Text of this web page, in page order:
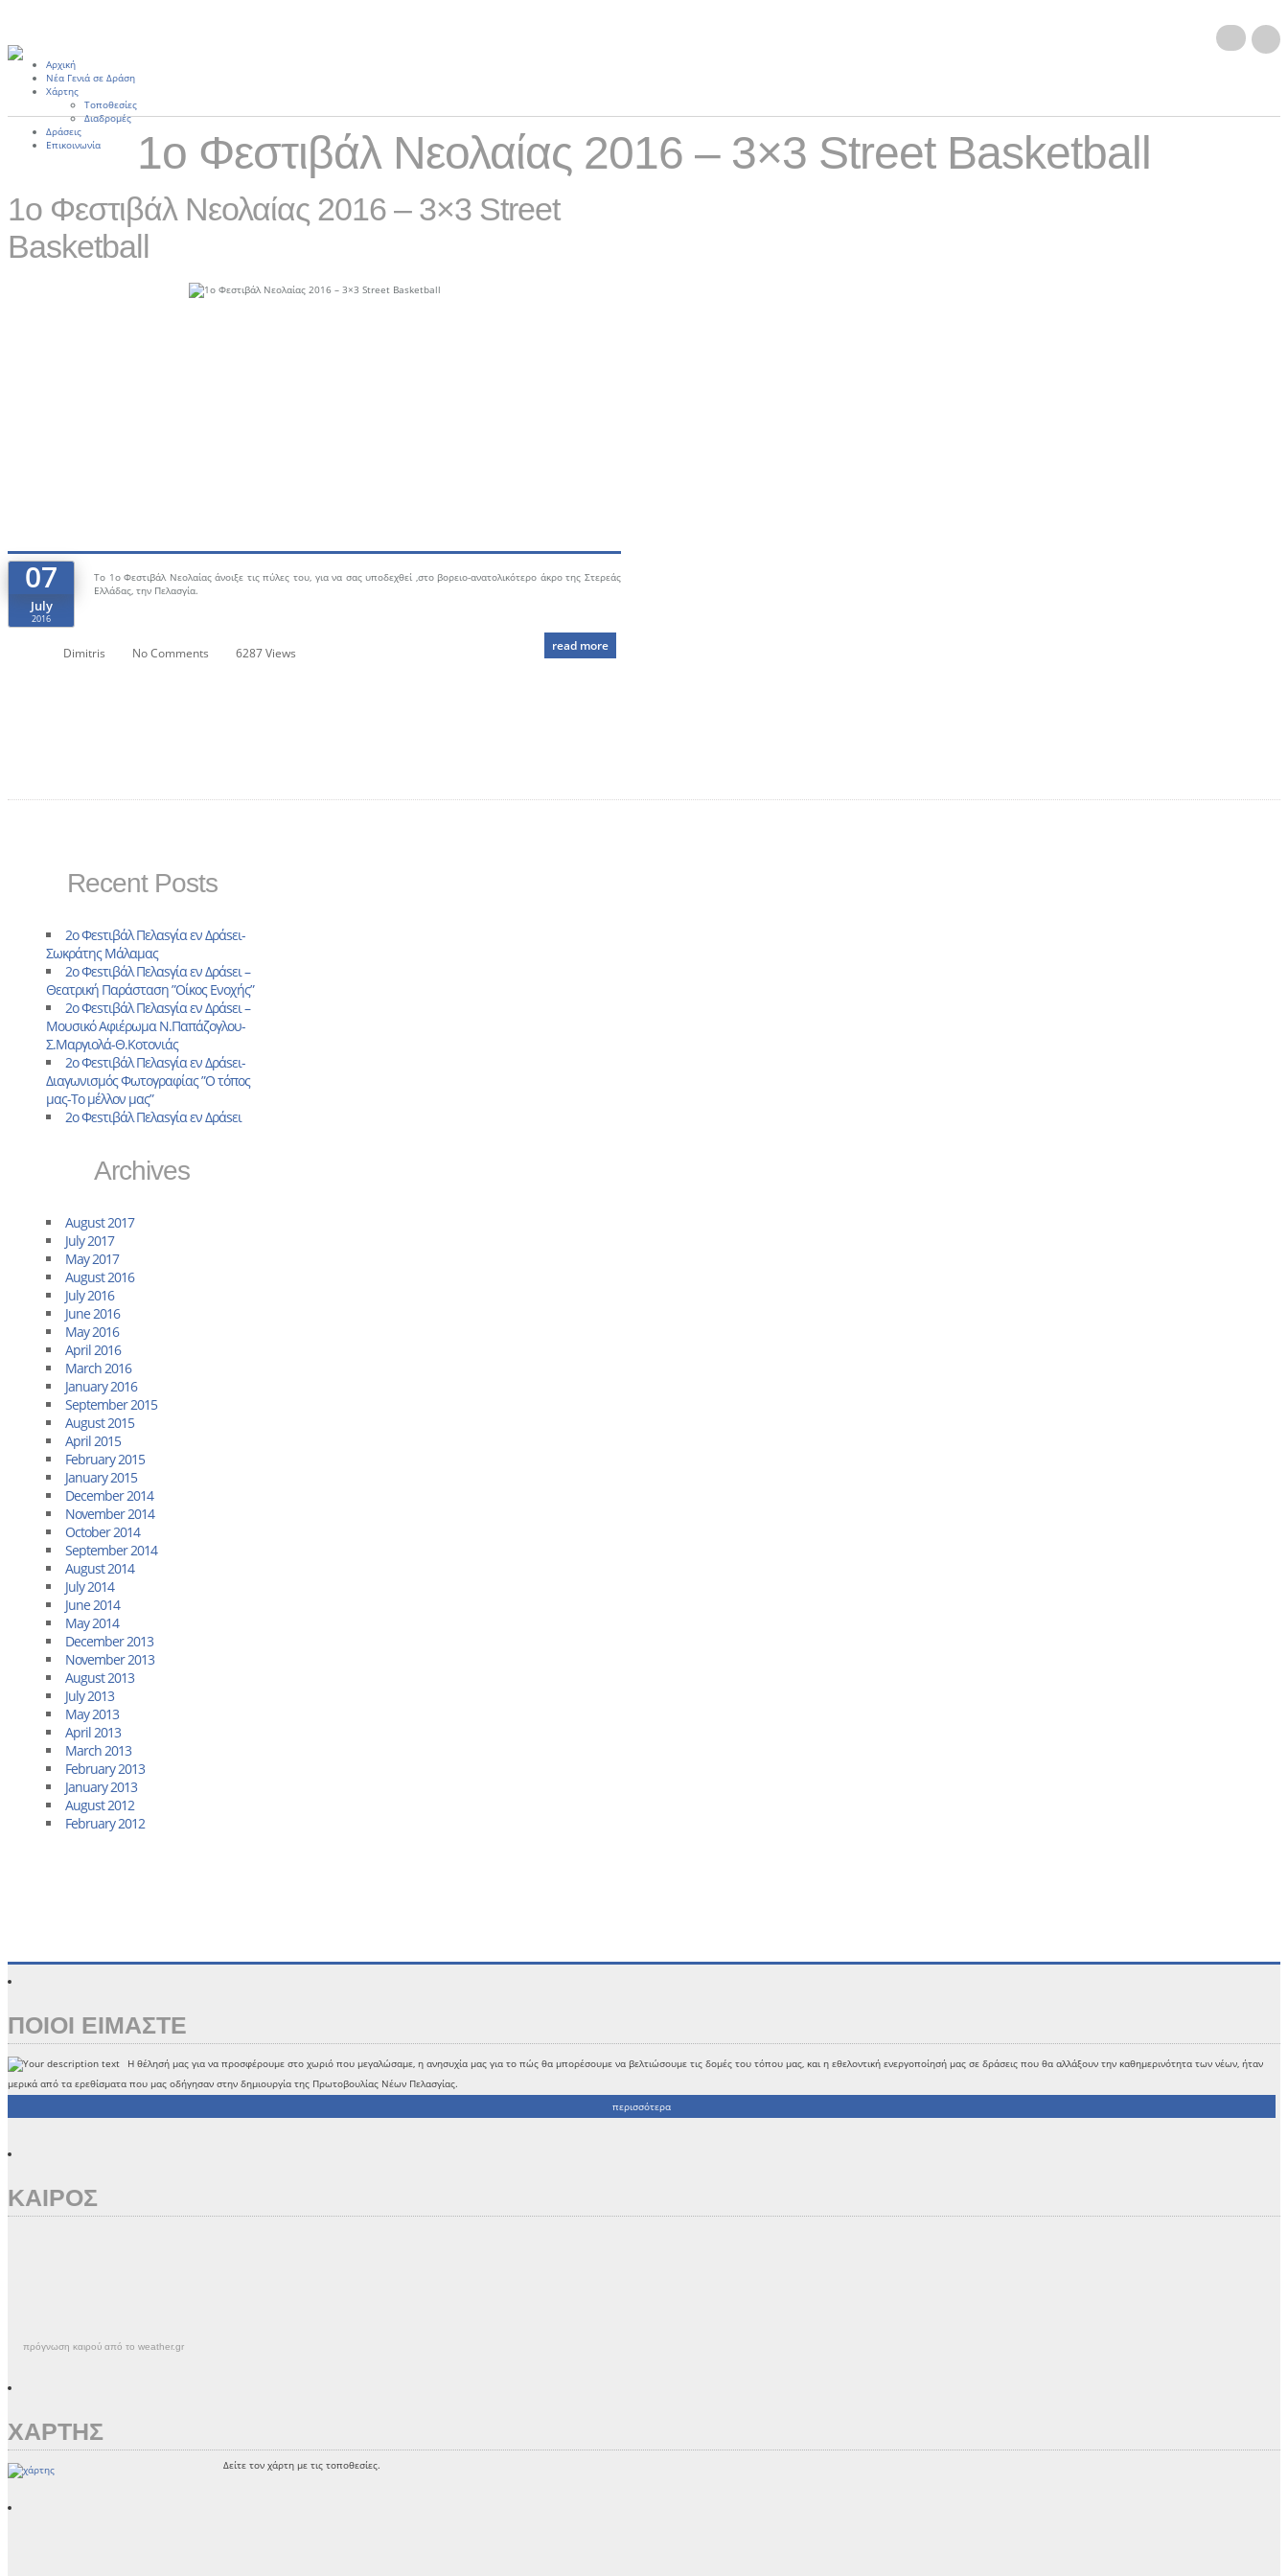
Αρχική
Νέα Γενιά σε Δράση
Χάρτης
Τοποθεσίες
Διαδρομές
Δράσεις
Επικοινωνία
1ο Φεστιβάλ Νεολαίας 2016 – 3×3 Street Basketball
1ο Φεστιβάλ Νεολαίας 2016 – 3×3 Street
Basketball
07
July
2016
Το 1o Φεστιβάλ Νεολαίας άνοιξε τις πύλες του, για να σας υποδεχθεί ,στο βορειο-ανατολικότερο άκρο της Στερεάς
Ελλάδας, την Πελασγία.
read more
Dimitris No Comments 6287 Views
Recent Posts
2ο Φεsτιβάλ Πελαsγία εν Δράsει-
Σωκράτης Μάλαμας
2ο Φεsτιβάλ Πελαsγία εν Δράsει –
Θεατρική Παράσταση ”Οίκος Ενοχής”
2ο Φεsτιβάλ Πελαsγία εν Δράsει –
Μουσικό Αφιέρωμα Ν.Παπάζογλου-
Σ.Μαργιολά-Θ.Κοτονιάς
2o Φεsτιβάλ Πελαsγία εν Δράsει-
Διαγωνισμός Φωτογραφίας ”Ο τόπος
μας-Το μέλλον μας”
2ο Φεsτιβάλ Πελαsγία εν Δράsει
Archives
August 2017
July 2017
May 2017
August 2016
July 2016
June 2016
May 2016
April 2016
March 2016
January 2016
September 2015
August 2015
April 2015
February 2015
January 2015
December 2014
November 2014
October 2014
September 2014
August 2014
July 2014
June 2014
May 2014
December 2013
November 2013
August 2013
July 2013
May 2013
April 2013
March 2013
February 2013
January 2013
August 2012
February 2012
ΠΟΙΟΙ ΕΙΜΑΣΤΕ
Η θέλησή μας για να προσφέρουμε στο χωριό που μεγαλώσαμε, η ανησυχία μας για το πώς θα μπορέσουμε να βελτιώσουμε τις δομές του τόπου μας, και η εθελοντική ενεργοποίησή μας σε δράσεις που θα αλλάξουν την καθημερινότητα των νέων, ήταν
μερικά από τα ερεθίσματα που μας οδήγησαν στην δημιουργία της Πρωτοβουλίας Νέων Πελασγίας.
περισσότερα
ΚΑΙΡΟΣ
πρόγνωση καιρού από το weather.gr
ΧΑΡΤΗΣ
Δείτε τον χάρτη με τις τοποθεσίες.